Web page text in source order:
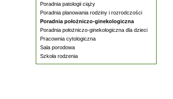
Poradnia patologii ciąży
Poradnia planowania rodziny i rozrodczości
Poradnia położniczo-ginekologiczna
Poradnia położniczo-ginekologiczna dla dzieci
Pracownia cytologiczna
Sala porodowa
Szkoła rodzenia